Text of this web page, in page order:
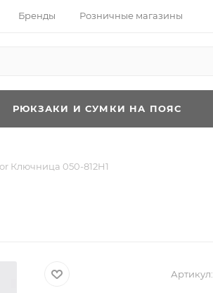
Бренды Розничные магазины
РЮКЗАКИ И СУМКИ НА ПОЯС
Ключница 050-812H1
Артикул: